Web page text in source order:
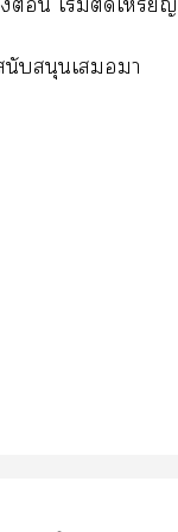
บสนุนเา